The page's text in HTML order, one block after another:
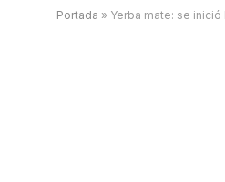
Portada » Yerba mate: se